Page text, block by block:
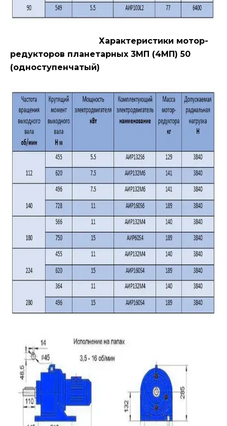
Характеристики мотор-
редукторов планетарных 3МП (4МП) 50
(одноступенчатый)